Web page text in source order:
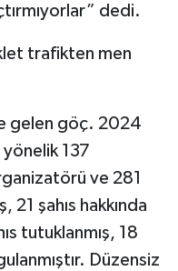
dedi.
trafikten men
gelen göç. 2024
yönelik 137
ve 281
21 şahıs hakkında
tutuklanmış, 18
Düzensiz